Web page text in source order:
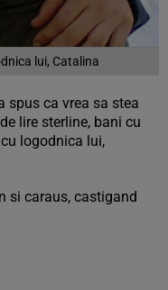
lui, Catalina
spus ca vrea sa stea
lire sterline, bani cu
logodnica lui,
si caraus, castigand